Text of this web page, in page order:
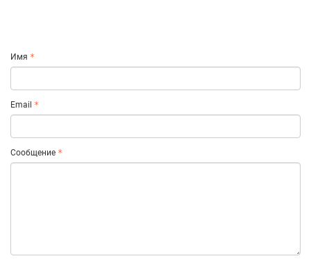
Имя
Email
Сообщение